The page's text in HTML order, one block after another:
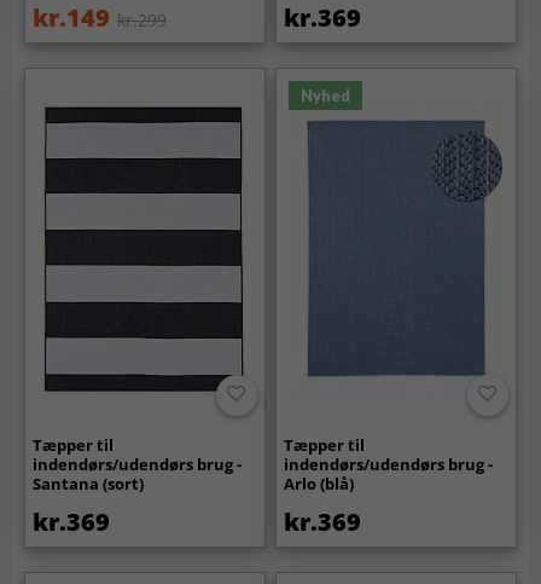
kr.149 kr.299 kr.369
Tæpper til
indendørs/udendørs brug -
Santana (sort)
kr.369
Nyhed
Tæpper til
indendørs/udendørs brug -
Arlo (blå)
kr.369